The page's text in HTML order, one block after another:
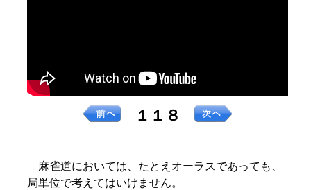
１１８
麻雀道においては、たとえオーラスであっても、
局単位で考えてはいけません。